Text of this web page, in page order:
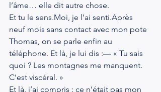
l’âme… elle dit autre chose.
Et tu le sens.Moi, je l’ai senti.Après
neuf mois sans contact avec mon pote
Thomas, on se parle enfin au
téléphone. Et là, je lui dis :— « Tu sais
quoi ? Les montagnes me manquent.
C’est viscéral. »
Et là, j’ai compris : ce n’était pas mon